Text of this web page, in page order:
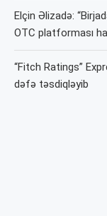
Elçin Əlizadə:
OTC platforması
“Fitch Ratings”
dəfə təsdiqləyib